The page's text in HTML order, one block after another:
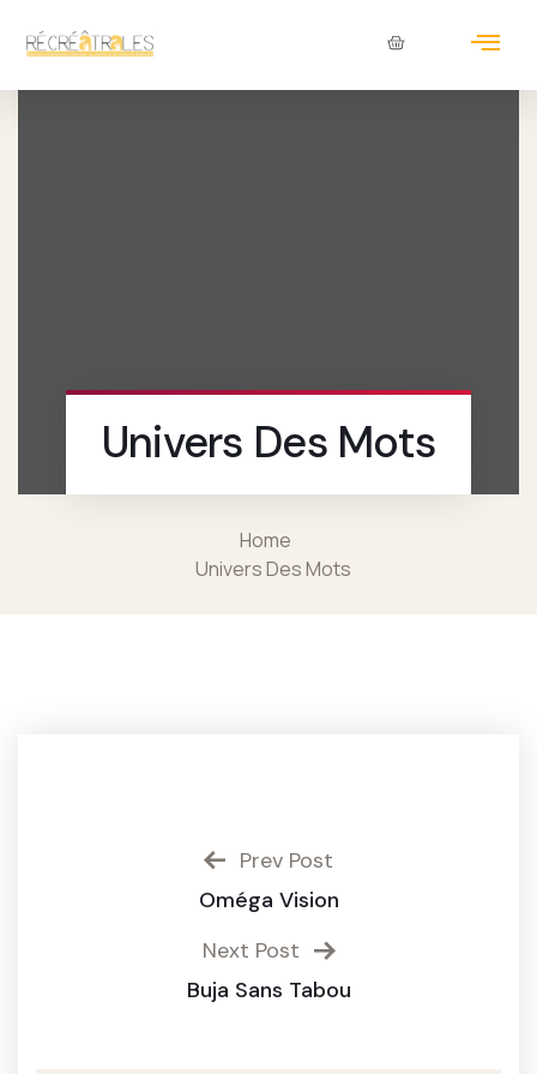
Univers Des Mots
Home
Univers Des Mots
Prev Post
Oméga Vision
Next Post
Buja Sans Tabou